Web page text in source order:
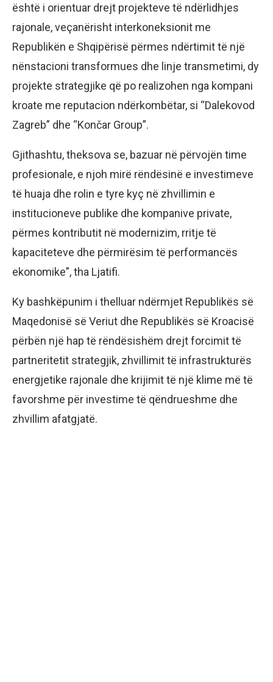
është i orientuar drejt projekteve të ndërlidhjes
rajonale, veçanërisht interkoneksionit me
Republikën e Shqipërisë përmes ndërtimit të një
nënstacioni transformues dhe linje transmetimi, dy
projekte strategjike që po realizohen nga kompani
kroate me reputacion ndërkombëtar, si “Dalekovod
Zagreb” dhe “Končar Group”.
Gjithashtu, theksova se, bazuar në përvojën time
profesionale, e njoh mirë rëndësinë e investimeve
të huaja dhe rolin e tyre kyç në zhvillimin e
institucioneve publike dhe kompanive private,
përmes kontributit në modernizim, rritje të
kapaciteteve dhe përmirësim të performancës
ekonomike”, tha Ljatifi.
Ky bashkëpunim i thelluar ndërmjet Republikës së
Maqedonisë së Veriut dhe Republikës së Kroacisë
përbën një hap të rëndësishëm drejt forcimit të
partneritetit strategjik, zhvillimit të infrastrukturës
energjetike rajonale dhe krijimit të një klime më të
favorshme për investime të qëndrueshme dhe
zhvillim afatgjatë.